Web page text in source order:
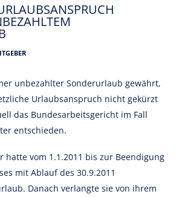
unbezahlter Sonderurlaub gewährt,
Urlaubsanspruch nicht gekürzt
das Bundesarbeitsgericht im Fall
entschieden.
hatte vom 1.1.2011 bis zur Beendigung
mit Ablauf des 30.9.2011
Danach verlangte sie von ihrem